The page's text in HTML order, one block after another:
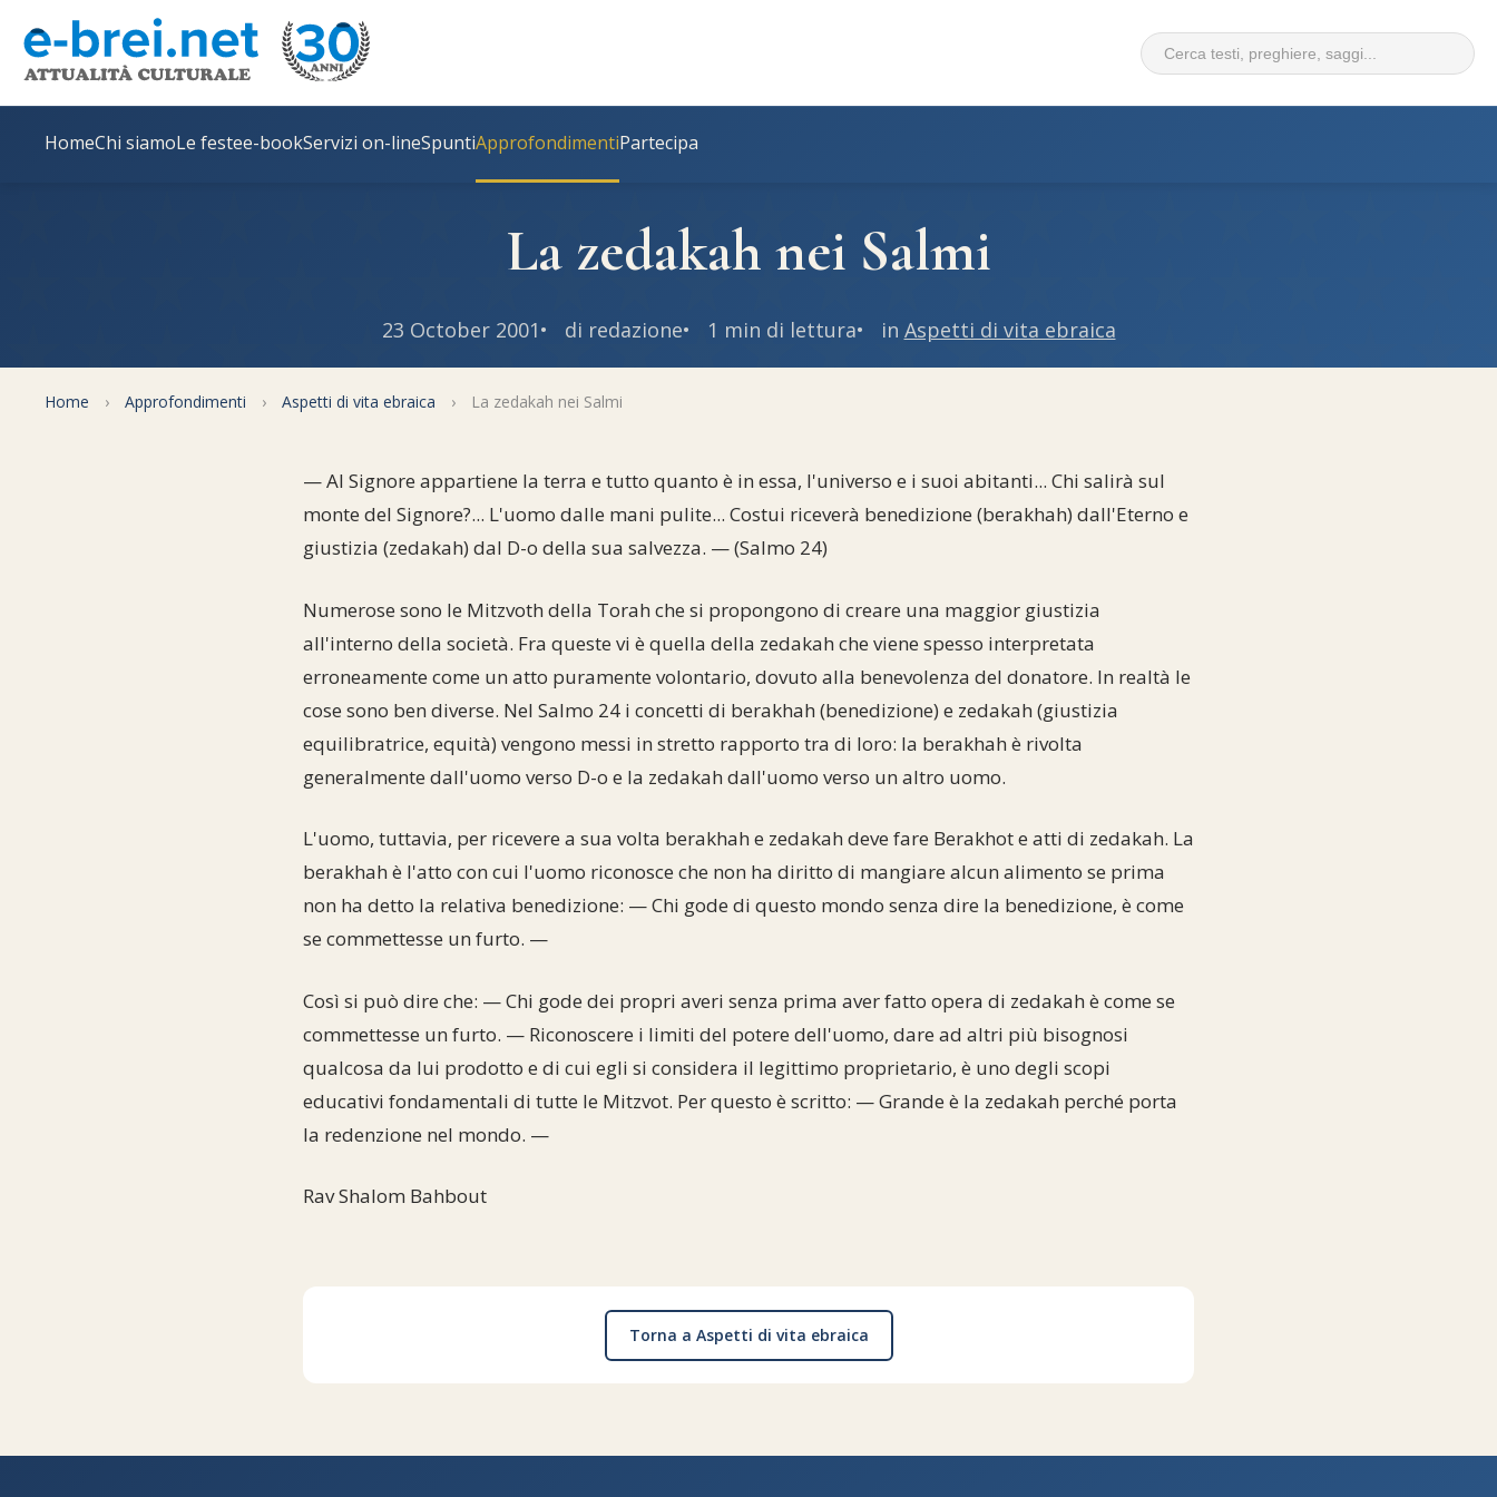
HomeChi siamoLe festee-bookServizi on-lineSpuntiApprofondimentiPartecipa
La zedakah nei Salmi
23 October 2001 di redazione 1 min di lettura in Aspetti di vita ebraica
Home › Approfondimenti › Aspetti di vita ebraica › La zedakah nei Salmi
— Al Signore appartiene la terra e tutto quanto è in essa, l'universo e i suoi abitanti... Chi salirà sul
monte del Signore?... L'uomo dalle mani pulite... Costui riceverà benedizione (berakhah) dall'Eterno e
giustizia (zedakah) dal D-o della sua salvezza. — (Salmo 24)
Numerose sono le Mitzvoth della Torah che si propongono di creare una maggior giustizia
all'interno della società. Fra queste vi è quella della zedakah che viene spesso interpretata
erroneamente come un atto puramente volontario, dovuto alla benevolenza del donatore. In realtà le
cose sono ben diverse. Nel Salmo 24 i concetti di berakhah (benedizione) e zedakah (giustizia
equilibratrice, equità) vengono messi in stretto rapporto tra di loro: la berakhah è rivolta
generalmente dall'uomo verso D-o e la zedakah dall'uomo verso un altro uomo.
L'uomo, tuttavia, per ricevere a sua volta berakhah e zedakah deve fare Berakhot e atti di zedakah. La
berakhah è l'atto con cui l'uomo riconosce che non ha diritto di mangiare alcun alimento se prima
non ha detto la relativa benedizione: — Chi gode di questo mondo senza dire la benedizione, è come
se commettesse un furto. —
Così si può dire che: — Chi gode dei propri averi senza prima aver fatto opera di zedakah è come se
commettesse un furto. — Riconoscere i limiti del potere dell'uomo, dare ad altri più bisognosi
qualcosa da lui prodotto e di cui egli si considera il legittimo proprietario, è uno degli scopi
educativi fondamentali di tutte le Mitzvot. Per questo è scritto: — Grande è la zedakah perché porta
la redenzione nel mondo. —
Rav Shalom Bahbout
Torna a Aspetti di vita ebraica